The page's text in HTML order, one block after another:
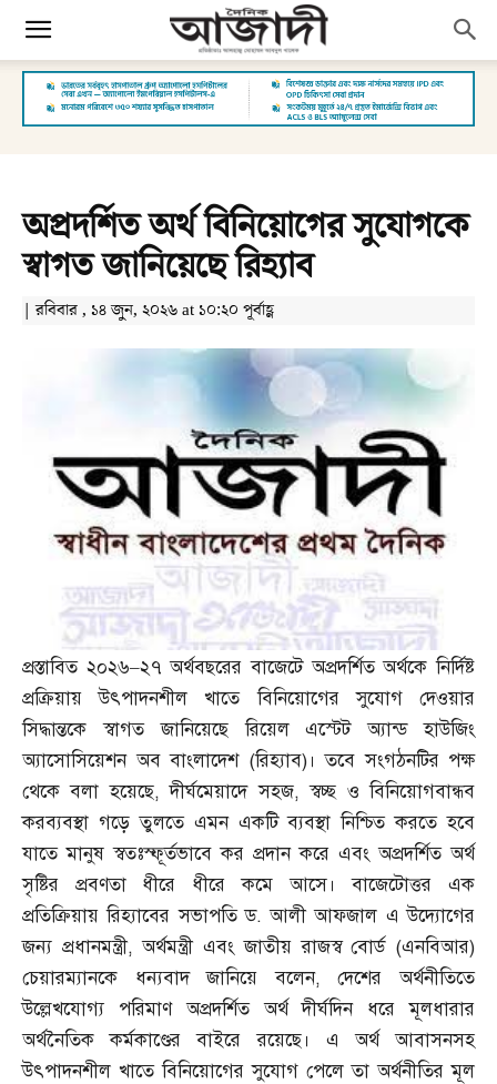
অপ্রদর্শিত অর্থ বিনিয়োগের সুযোগকে
স্বাগত জানিয়েছে রিহ্যাব
| রবিবার , ১৪ জুন, ২০২৬ at ১০:২০ পূর্বাহ্ণ
প্রস্তাবিত ২০২৬–২৭ অর্থবছরের বাজেটে অপ্রদর্শিত অর্থকে নির্দিষ্ট
প্রক্রিয়ায় উৎপাদনশীল খাতে বিনিয়োগের সুযোগ দেওয়ার
সিদ্ধান্তকে স্বাগত জানিয়েছে রিয়েল এস্টেট অ্যান্ড হাউজিং
অ্যাসোসিয়েশন অব বাংলাদেশ (রিহ্যাব)। তবে সংগঠনটির পক্ষ
থেকে বলা হয়েছে,দীর্ঘমেয়াদে সহজ,স্বচ্ছ ও বিনিয়োগবান্ধব
করব্যবস্থা গড়ে তুলতে এমন একটি ব্যবস্থা নিশ্চিত করতে হবে
যাতে মানুষ স্বতঃস্ফূর্তভাবে কর প্রদান করে এবং অপ্রদর্শিত অর্থ
সৃষ্টির প্রবণতা ধীরে ধীরে কমে আসে। বাজেটোত্তর এক
প্রতিক্রিয়ায় রিহ্যাবের সভাপতি ড.আলী আফজাল এ উদ্যোগের
জন্য প্রধানমন্ত্রী,অর্থমন্ত্রী এবং জাতীয় রাজস্ব বোর্ড (এনবিআর)
চেয়ারম্যানকে ধন্যবাদ জানিয়ে বলেন,দেশের অর্থনীতিতে
উল্লেখযোগ্য পরিমাণ অপ্রদর্শিত অর্থ দীর্ঘদিন ধরে মূলধারার
অর্থনৈতিক কর্মকাণ্ডের বাইরে রয়েছে। এ অর্থ আবাসনসহ
উৎপাদনশীল খাতে বিনিয়োগের সুযোগ পেলে তা অর্থনীতির মূল